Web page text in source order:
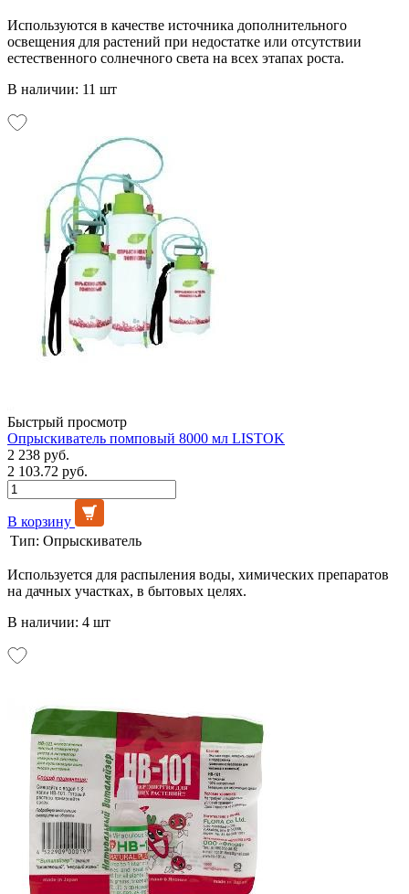
Используются в качестве источника дополнительного
освещения для растений при недостатке или отсутствии
естественного солнечного света на всех этапах роста.
В наличии: 11 шт
Быстрый просмотр
Опрыскиватель помповый 8000 мл LISTOK
2 238 руб.
2 103.72 руб.
В корзину
Тип: Опрыскиватель
Используется для распыления воды, химических препаратов
на дачных участках, в бытовых целях.
В наличии: 4 шт